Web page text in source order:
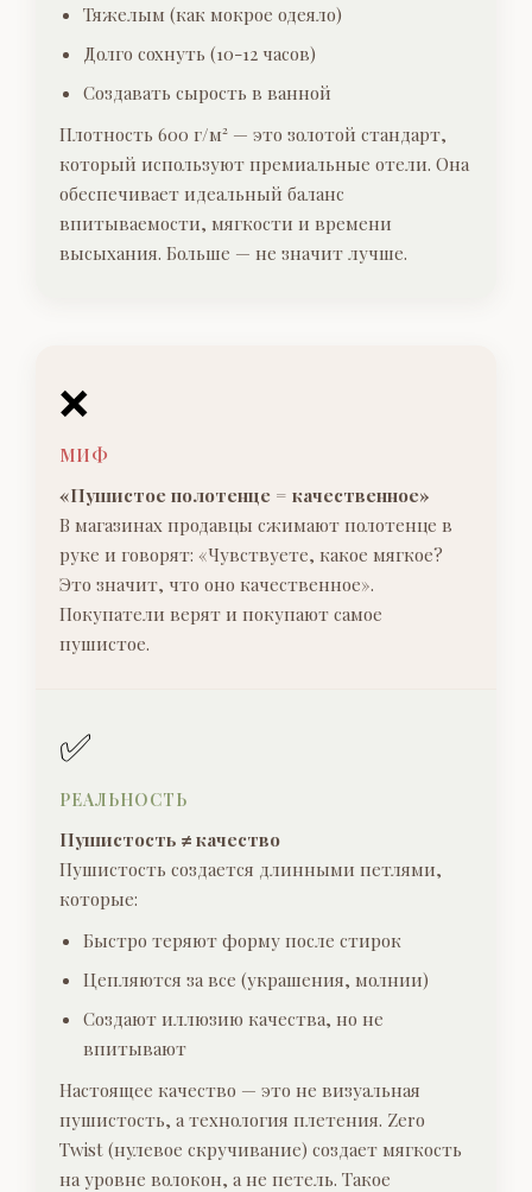
Тяжелым (как мокрое одеяло)
Долго сохнуть (10-12 часов)
Создавать сырость в ванной
Плотность 600 г/м² — это золотой стандарт,
который используют премиальные отели. Она
обеспечивает идеальный баланс
впитываемости, мягкости и времени
высыхания. Больше — не значит лучше.
❌
МИФ
«Пушистое полотенце = качественное»
В магазинах продавцы сжимают полотенце в
руке и говорят: «Чувствуете, какое мягкое?
Это значит, что оно качественное».
Покупатели верят и покупают самое
пушистое.
✅
РЕАЛЬНОСТЬ
Пушистость ≠ качество
Пушистость создается длинными петлями,
которые:
Быстро теряют форму после стирок
Цепляются за все (украшения, молнии)
Создают иллюзию качества, но не
впитывают
Настоящее качество — это не визуальная
пушистость, а технология плетения. Zero
Twist (нулевое скручивание) создает мягкость
на уровне волокон, а не петель. Такое